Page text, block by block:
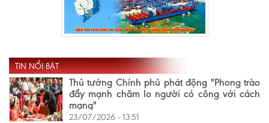
TIN NỔI BẬT
Thủ tướng Chính phủ phát động "Phong trào
đẩy mạnh chăm lo người có công với cách
mạng"
23/07/2026 - 13:51